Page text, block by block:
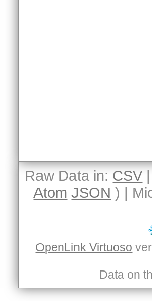
Raw Data in: CSV
Atom JSON ) |
OpenLink Virtuoso
Data on